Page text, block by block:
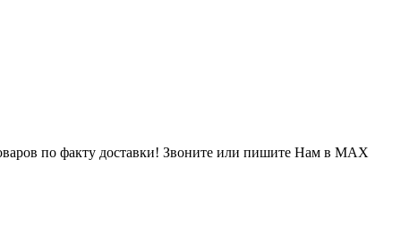
по факту доставки! Звоните или пишите Нам в MAX